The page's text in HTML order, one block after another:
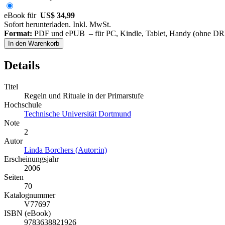
eBook für US$ 34,99
Sofort herunterladen. Inkl. MwSt.
Format: PDF und ePUB – für PC, Kindle, Tablet, Handy (ohne
In den Warenkorb
Details
Titel
Regeln und Rituale in der Primarstufe
Hochschule
Technische Universität Dortmund
Note
2
Autor
Linda Borchers (Autor:in)
Erscheinungsjahr
2006
Seiten
70
Katalognummer
V77697
ISBN (eBook)
9783638821926